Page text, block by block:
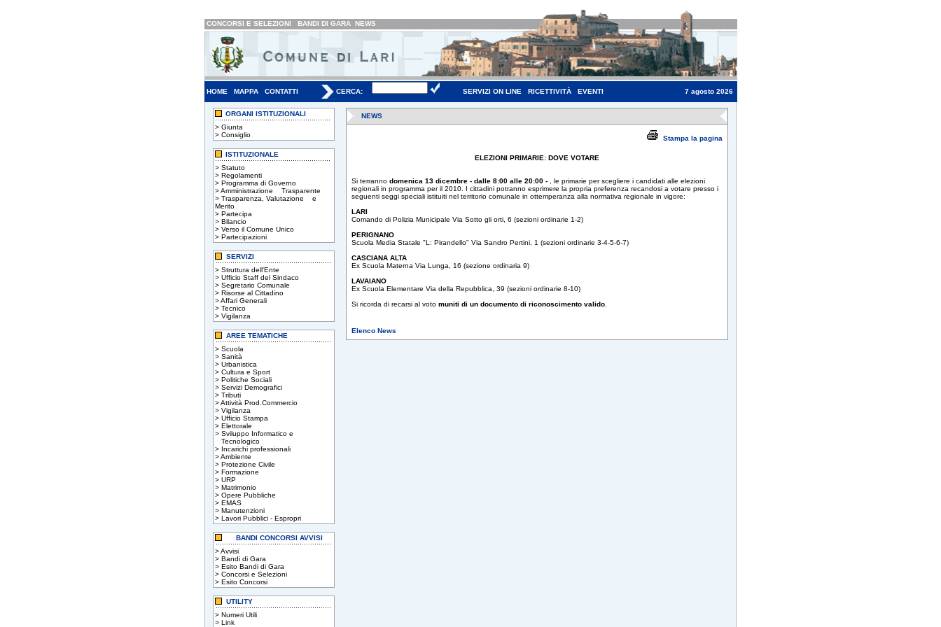
CONCORSI E SELEZIONI BANDI DI GARA NEWS
HOME MAPPA CONTATTI CERCA: SERVIZI ON LINE RICETTIVITÀ EVENTI 7 agosto 2026
ORGANI ISTITUZIONALI
> Giunta
> Consiglio
ISTITUZIONALE
> Statuto
> Regolamenti
> Programma di Governo
>Amministrazione Trasparente
> Trasparenza, Valutazione e
Merito
> Partecipa
> Bilancio
> Verso il Comune Unico
> Partecipazioni
SERVIZI
> Struttura dell'Ente
> Ufficio Staff del Sindaco
> Segretario Comunale
> Risorse al Cittadino
>Affari Generali
> Tecnico
> Vigilanza
AREE TEMATICHE
> Scuola
> Sanità
> Urbanistica
> Cultura e Sport
> Politiche Sociali
> Servizi Demografici
> Tributi
>Attività Prod.Commercio
> Vigilanza
> Ufficio Stampa
> Elettorale
> Sviluppo Informatico e
Tecnologico
> Incarichi professionali
>Ambiente
> Protezione Civile
> Formazione
> URP
> Matrimonio
> Opere Pubbliche
> EMAS
> Manutenzioni
> Lavori Pubblici - Espropri
BANDI CONCORSI AVVISI
>Avvisi
> Bandi di Gara
> Esito Bandi di Gara
> Concorsi e Selezioni
> Esito Concorsi
UTILITY
> Numeri Utili
> Link
NEWS
Stampa la pagina
ELEZIONI PRIMARIE: DOVE VOTARE
Si terranno domenica 13 dicembre - dalle 8:00 alle 20:00 -
, le primarie per scegliere i candidati alle elezioni
regionali in programma per il 2010. I cittadini potranno esprimere la propria preferenza recandosi a votare presso i
seguenti seggi speciali istituiti nel territorio comunale in ottemperanza alla normativa regionale in vigore:
LARI
Comando di Polizia Municipale Via Sotto gli orti, 6 (sezioni ordinarie 1-2)
PERIGNANO
Scuola Media Statale "L: Pirandello" Via Sandro Pertini, 1 (sezioni ordinarie 3-4-5-6-7)
CASCIANA ALTA
Ex Scuola Materna Via Lunga, 16 (sezione ordinaria 9)
LAVAIANO
Ex Scuola Elementare Via della Repubblica, 39 (sezioni ordinarie 8-10)
Si ricorda di recarsi al voto muniti di un documento di riconoscimento valido
Elenco News